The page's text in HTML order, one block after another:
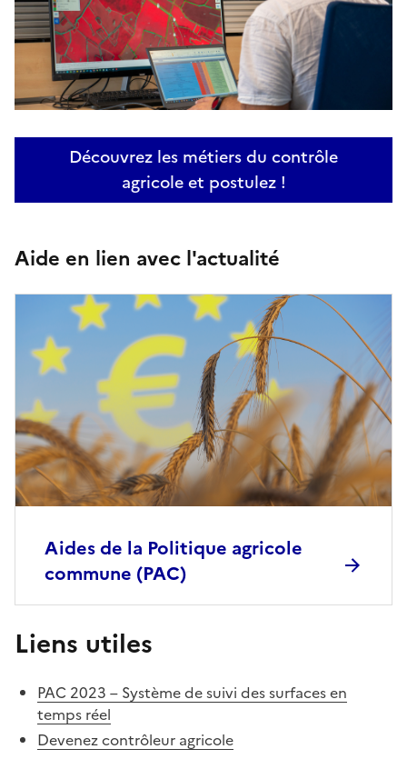
Découvrez les métiers du contrôle
agricole et postulez !
Aide en lien avec l'actualité
Aides de la Politique agricole
commune (PAC)
Liens utiles
PAC 2023 – Système de suivi des surfaces en
temps réel
Devenez contrôleur agricole